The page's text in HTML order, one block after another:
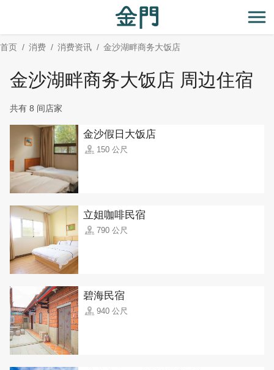
主
要
开
首页 消费 消费资讯 金沙湖畔商务大饭店
金沙湖畔商务大饭店 周边住宿
共有 8 间店家
金沙假日大饭店
150 公尺
立姐咖啡民宿
790 公尺
碧海民宿
940 公尺